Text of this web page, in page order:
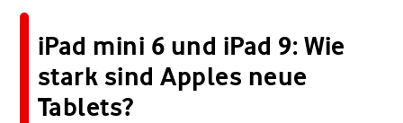
iPad mini 6 und iPad 9: Wie
stark sind Apples neue
Tablets?